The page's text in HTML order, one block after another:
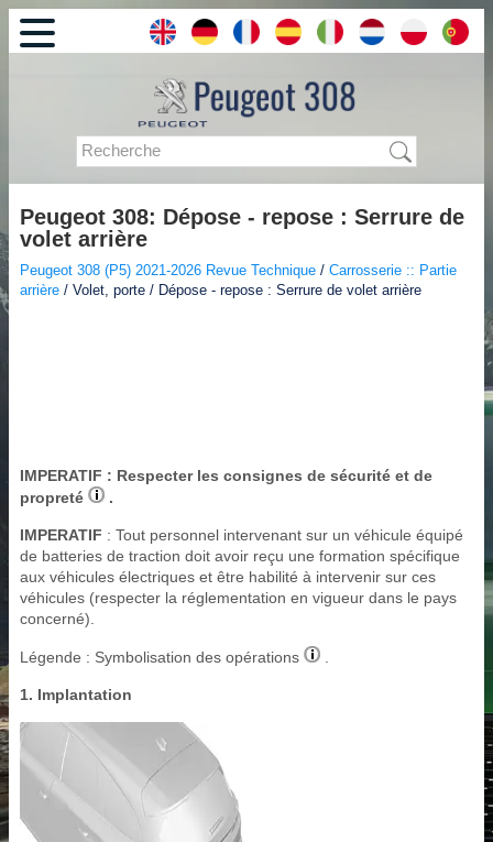
Peugeot 308: Dépose - repose : Serrure de
volet arrière
Peugeot 308 (P5) 2021-2026 Revue Technique / Carrosserie :: Partie
arrière / Volet, porte / Dépose - repose : Serrure de volet arrière
IMPERATIF : Respecter les consignes de sécurité et de
propreté
.
IMPERATIF : Tout personnel intervenant sur un véhicule équipé
de batteries de traction doit avoir reçu une formation spécifique
aux véhicules électriques et être habilité à intervenir sur ces
véhicules (respecter la réglementation en vigueur dans le pays
concerné).
Légende : Symbolisation des opérations
1. Implantation